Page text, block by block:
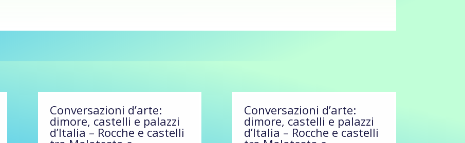
Conversazioni d’arte:
dimore, castelli e palazzi
d’Italia – Rocche e castelli
Conversazioni d’arte:
dimore, castelli e palazzi
d’Italia – Rocche e castelli